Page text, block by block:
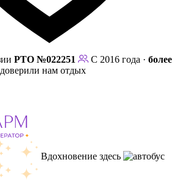
РТО №022251 С 2016 года · более
доверили нам отдых
Вдохновение здесь